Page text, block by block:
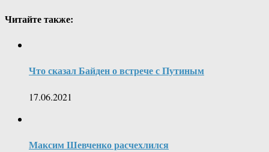
Читайте также:
Что сказал Байден о встрече с Путиным
17.06.2021
Максим Шевченко расчехлился